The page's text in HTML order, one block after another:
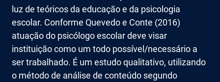
luz de teóricos da educação e da psicologia
escolar. Conforme Quevedo e Conte (2016)
atuação do psicólogo escolar deve visar
instituição como um todo possível/necessário a
ser trabalhado. É um estudo qualitativo, utilizando
o método de análise de conteúdo segundo